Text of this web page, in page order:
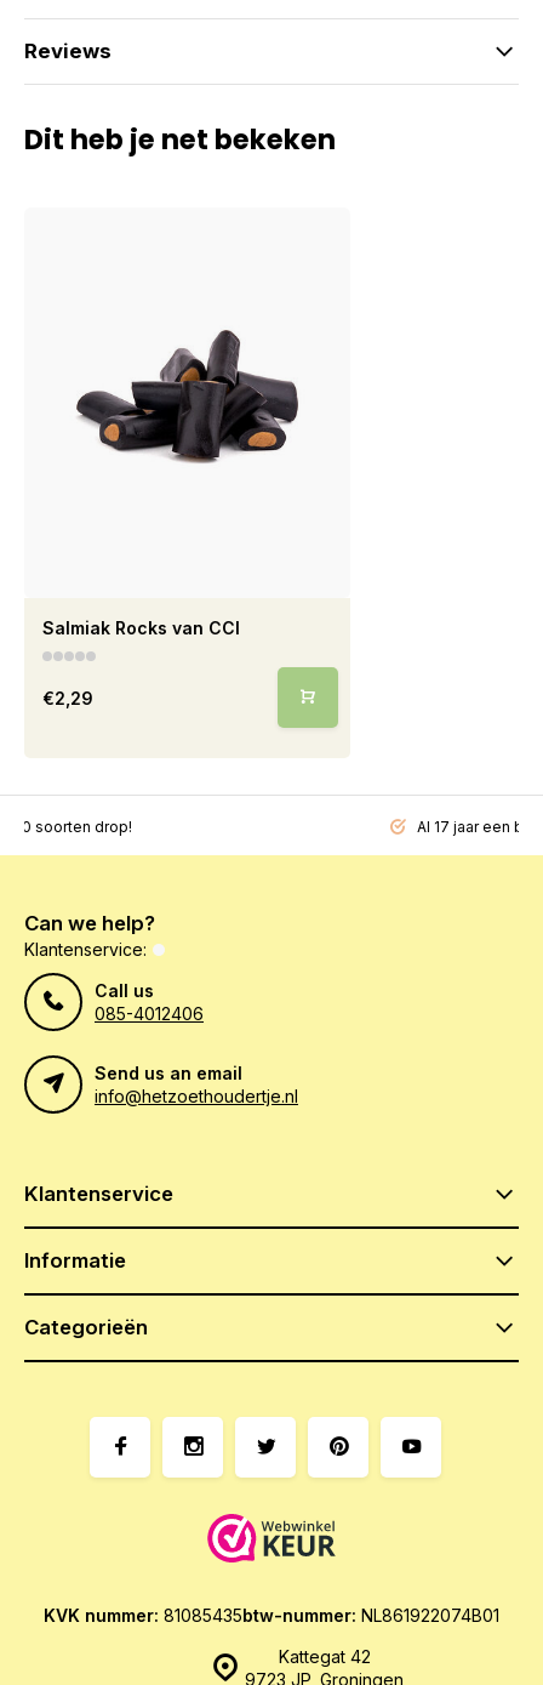
Reviews
Dit heb je net bekeken
Salmiak Rocks van CCI
€2,29
soorten drop! Al 17 jaar een
Can we help?
Klantenservice:
Call us
085-4012406
Send us an email
info@hetzoethoudertje.nl
Klantenservice
Informatie
Categorieën
Kattegat 42
9723 JP, Groningen
KVK nummer: 81085435btw-nummer: NL861922074B01